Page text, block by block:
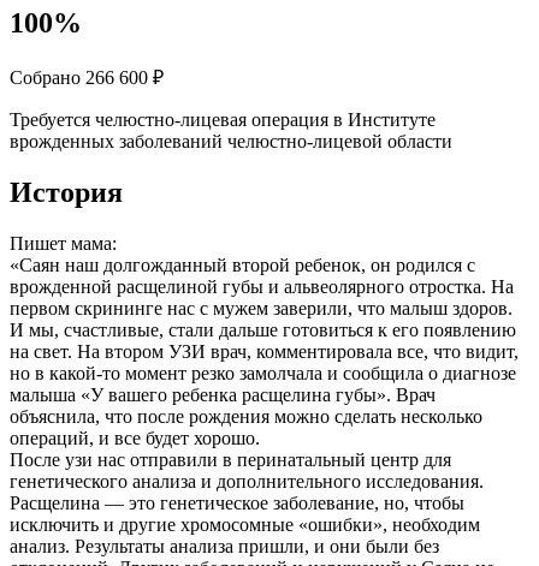
100%
Собрано 266 600 ₽
Требуется челюстно-лицевая операция в Институте
врожденных заболеваний челюстно-лицевой области
История
Пишет мама:
«Саян наш долгожданный второй ребенок, он родился с
врожденной расщелиной губы и альвеолярного отростка. На
первом скрининге нас с мужем заверили, что малыш здоров.
И мы, счастливые, стали дальше готовиться к его появлению
на свет. На втором УЗИ врач, комментировала все, что видит,
но в какой-то момент резко замолчала и сообщила о диагнозе
малыша «У вашего ребенка расщелина губы». Врач
объяснила, что после рождения можно сделать несколько
операций, и все будет хорошо.
После узи нас отправили в перинатальный центр для
генетического анализа и дополнительного исследования.
Расщелина — это генетическое заболевание, но, чтобы
исключить и другие хромосомные «ошибки», необходим
анализ. Результаты анализа пришли, и они были без